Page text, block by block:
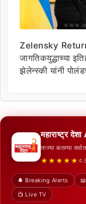
Zelensky
जागतिकयुद्धाच्या
झेलेन्स्की यांनी
महाराष्ट्र
ताज्या बातम्या
★★★★★
🔔 Breaking Alerts
📺 Live TV